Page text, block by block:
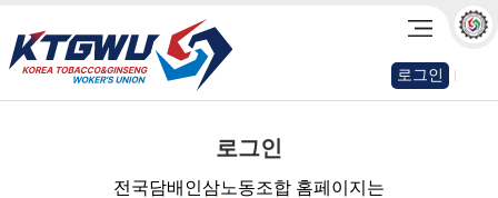
로그인
로그인
전국담배인삼노동조합 홈페이지는